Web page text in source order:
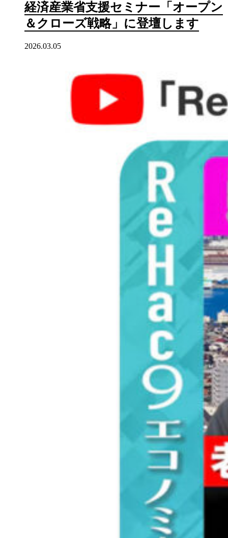
経済産業省支援セミナー「オープン
＆クローズ戦略」に登壇します
2026.03.05